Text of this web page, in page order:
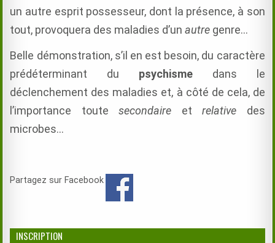
un autre esprit possesseur, dont la présence, à son
tout, provoquera des maladies d’unautre genre…
Belle démonstration, s’il en est besoin, du caractère
prédéterminant du psychisme dans le
déclenchement des maladies et, à côté de cela, de
l’importance toutesecondaire etrelative des
microbes…
Partagez sur Facebook
INSCRIPTION